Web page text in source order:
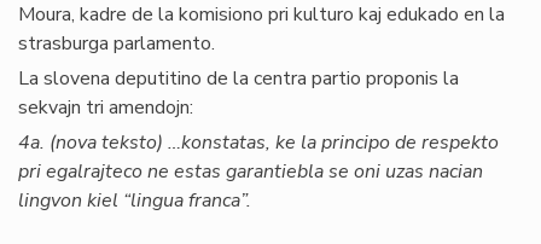
Moura, kadre de la komisiono pri kulturo kaj edukado en la
strasburga parlamento.
La slovena deputitino de la centra partio proponis la
sekvajn tri amendojn:
4a. (nova teksto) …konstatas, ke la principo de respekto
pri egalrajteco ne estas garantiebla se oni uzas nacian
lingvon kiel “lingua franca”.